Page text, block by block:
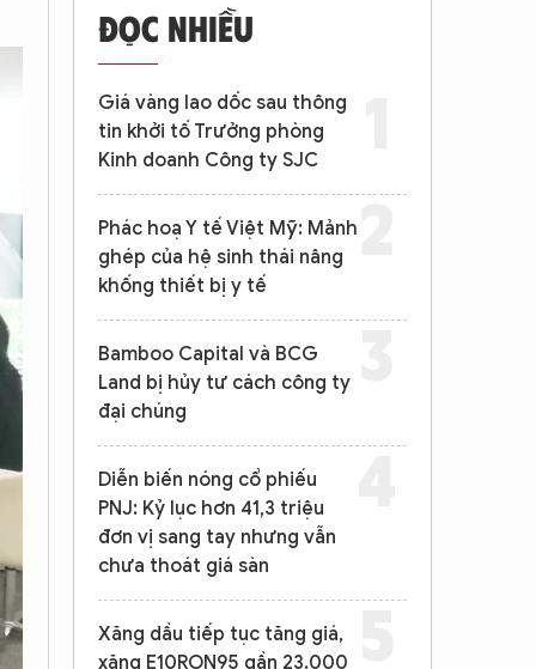
ĐỌC NHIỀU
Giá vàng lao dốc sau thông
tin khởi tố Trưởng phòng
Kinh doanh Công ty SJC
Phác hoạ Y tế Việt Mỹ: Mảnh
ghép của hệ sinh thái nâng
khống thiết bị y tế
Bamboo Capital và BCG
Land bị hủy tư cách công ty
đại chúng
Diễn biến nóng cổ phiếu
PNJ: Kỷ lục hơn 41,3 triệu
đơn vị sang tay nhưng vẫn
chưa thoát giá sàn
Xăng dầu tiếp tục tăng giá,
xăng E10RON95 gần 23.000